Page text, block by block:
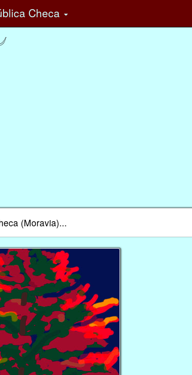
Checa
(Moravia)...